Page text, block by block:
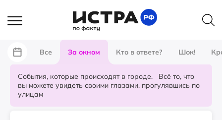
Все За окном Кто в ответе? Шок!
События, которые происходят в городе. Всё то, что
вы можете увидеть своими глазами, прогулявшись по
улицам